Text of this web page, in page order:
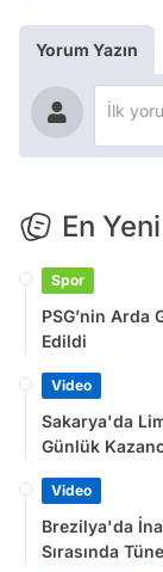
Yorum Yazın
En
Spor
PSG’nin Arda
Edildi
Video
Sakarya'da
Günlük
Video
Brezilya'da
Sırasında